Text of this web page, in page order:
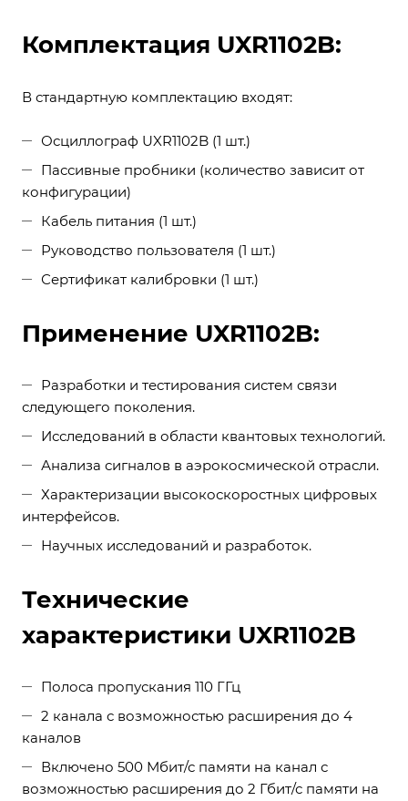
Комплектация UXR1102B:
В стандартную комплектацию входят:
Осциллограф UXR1102B (1 шт.)
Пассивные пробники (количество зависит от
конфигурации)
Кабель питания (1 шт.)
Руководство пользователя (1 шт.)
Сертификат калибровки (1 шт.)
Применение UXR1102B:
Разработки и тестирования систем связи
следующего поколения.
Исследований в области квантовых технологий.
Анализа сигналов в аэрокосмической отрасли.
Характеризации высокоскоростных цифровых
интерфейсов.
Научных исследований и разработок.
Технические
характеристики UXR1102B
Полоса пропускания 110 ГГц
2 канала с возможностью расширения до 4
каналов
Включено 500 Мбит/с памяти на канал с
возможностью расширения до 2 Гбит/с памяти на